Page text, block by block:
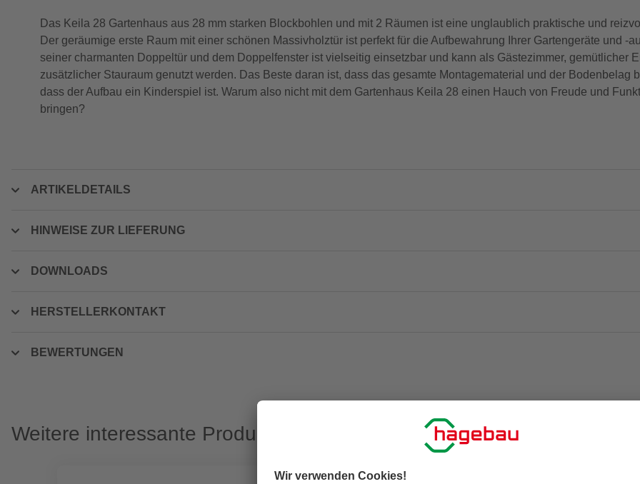
Das Keila 28 Gartenhaus aus 28 mm starken Blockbohlen und mit 2 Räumen ist eine unglaublich praktische und
Der geräumige erste Raum mit einer schönen Massivholztür ist perfekt für die Aufbewahrung Ihrer Gartengeräte und -
seiner charmanten Doppeltür und dem Doppelfenster ist vielseitig einsetzbar und kann als Gästezimmer, gemütlicher
zusätzlicher Stauraum genutzt werden. Das Beste daran ist, dass das gesamte Montagematerial und der Bodenbelag
dass der Aufbau ein Kinderspiel ist. Warum also nicht mit dem Gartenhaus Keila 28 einen Hauch von Freude und
bringen?
ARTIKELDETAILS
HINWEISE ZUR LIEFERUNG
DOWNLOADS
HERSTELLERKONTAKT
BEWERTUNGEN
Weitere interessante Produkte